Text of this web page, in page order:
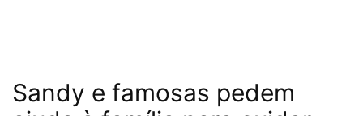
Sandy e famosas pedem